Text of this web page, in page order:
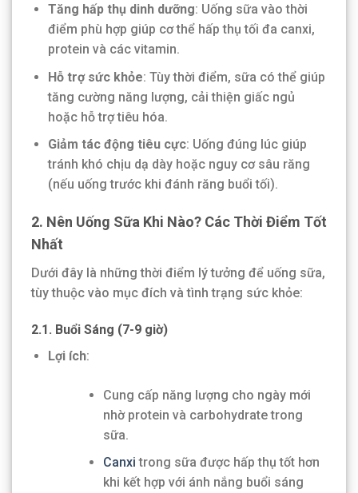
Tăng hấp thụ dinh dưỡng: Uống sữa vào thời
điểm phù hợp giúp cơ thể hấp thụ tối đa canxi,
protein và các vitamin.
Hỗ trợ sức khỏe: Tùy thời điểm, sữa có thể giúp
tăng cường năng lượng, cải thiện giấc ngủ
hoặc hỗ trợ tiêu hóa.
Giảm tác động tiêu cực: Uống đúng lúc giúp
tránh khó chịu dạ dày hoặc nguy cơ sâu răng
(nếu uống trước khi đánh răng buổi tối).
2. Nên Uống Sữa Khi Nào? Các Thời Điểm Tốt
Nhất
Dưới đây là những thời điểm lý tưởng để uống sữa,
tùy thuộc vào mục đích và tình trạng sức khỏe:
2.1. Buổi Sáng (7-9 giờ)
Lợi ích:
Cung cấp năng lượng cho ngày mới
nhờ protein và carbohydrate trong
sữa.
Canxi trong sữa được hấp thụ tốt hơn
khi kết hợp với ánh nắng buổi sáng